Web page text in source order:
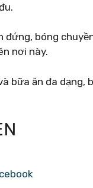
đứng, bóng
nơi này.
bữa ăn đa dạng,